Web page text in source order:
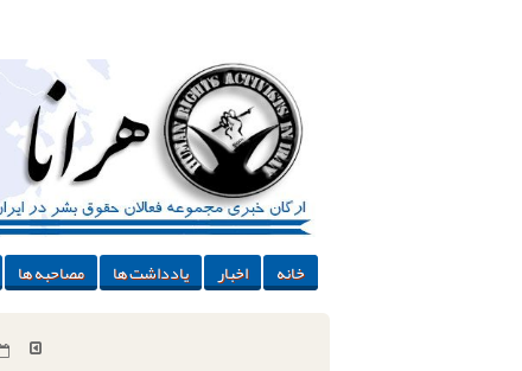
خانه اخبار یادداشت ها مصاحبه ها